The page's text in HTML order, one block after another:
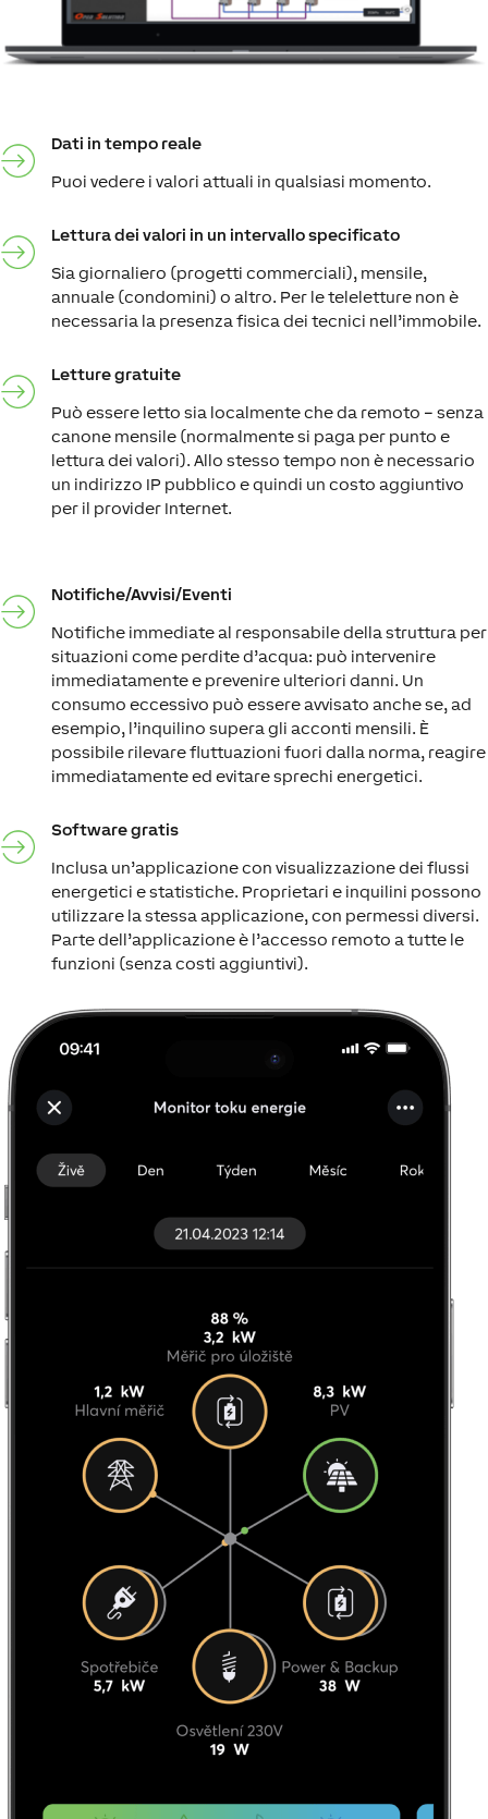
Dati in tempo reale
Puoi vedere i valori attuali in qualsiasi momento.
Lettura dei valori in un intervallo specificato
Sia giornaliero (progetti commerciali), mensile,
annuale (condomini) o altro. Per le teleletture non è
necessaria la presenza fisica dei tecnici nell’immobile.
Letture gratuite
Può essere letto sia localmente che da remoto – senza
canone mensile (normalmente si paga per punto e
lettura dei valori). Allo stesso tempo non è necessario
un indirizzo IP pubblico e quindi un costo aggiuntivo
per il provider Internet.
Notifiche/Avvisi/Eventi
Notifiche immediate al responsabile della struttura per
situazioni come perdite d’acqua: può intervenire
immediatamente e prevenire ulteriori danni. Un
consumo eccessivo può essere avvisato anche se, ad
esempio, l’inquilino supera gli acconti mensili. È
possibile rilevare fluttuazioni fuori dalla norma, reagire
immediatamente ed evitare sprechi energetici.
Software gratis
Inclusa un’applicazione con visualizzazione dei flussi
energetici e statistiche. Proprietari e inquilini possono
utilizzare la stessa applicazione, con permessi diversi.
Parte dell’applicazione è l’accesso remoto a tutte le
funzioni (senza costi aggiuntivi).